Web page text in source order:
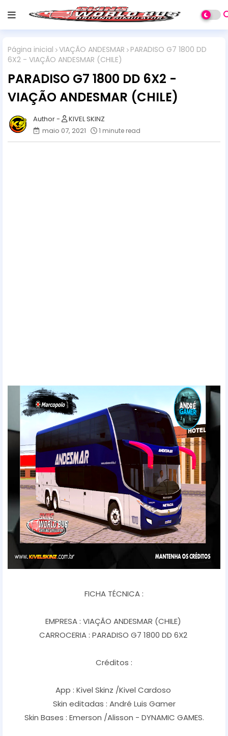
Página inicial VIAÇÃO ANDESMAR
PARADISO G7 1800 DD
6X2 - VIAÇÃO ANDESMAR (CHILE)
PARADISO G7 1800 DD 6X2 -
VIAÇÃO ANDESMAR (CHILE)
KIVEL SKINZ
maio 07, 2021
1 minute read
FICHA TÉCNICA :
EMPRESA : VIAÇÃO ANDESMAR (CHILE)
CARROCERIA : PARADISO G7 1800 DD 6X2
Créditos :
App : Kivel Skinz /Kivel Cardoso
Skin editadas : André Luis Gamer
Skin Bases : Emerson /Alisson - DYNAMIC GAMES.